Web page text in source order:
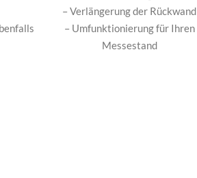
– Verlängerung der Rückwand
– Umfunktionierung für Ihren
Messestand